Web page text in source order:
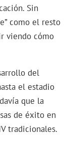
Sin
como el resto
viendo cómo
del
el estadio
que la
de éxito en
tradicionales.